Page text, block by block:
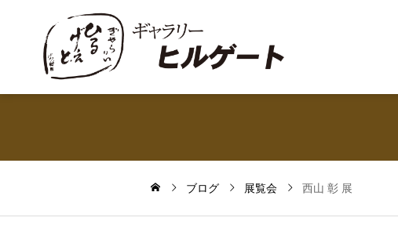
ブログ 展覧会 西山 彰 展